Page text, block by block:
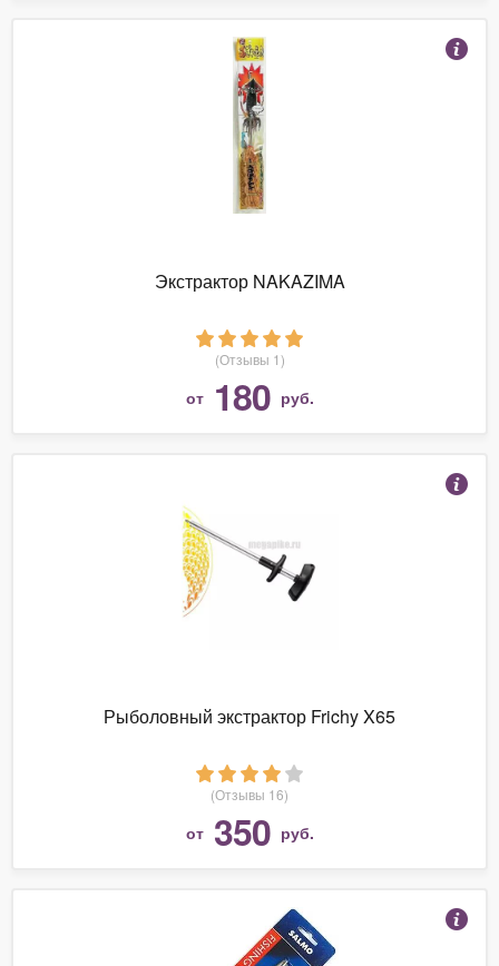
Экстрактор NAKAZIMA
(Отзывы 1)
от 180 руб.
Рыболовный экстрактор Frichy X65
(Отзывы 16)
от 350 руб.